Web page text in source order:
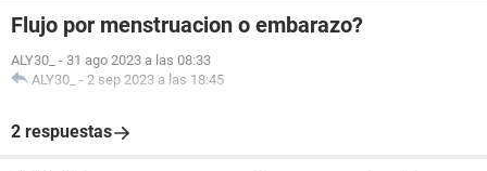
Flujo por menstruacion o embarazo?
ALY30_ - 31 ago 2023 a las 08:33
ALY30_ - 2 sep 2023 a las 18:45
2 respuestas